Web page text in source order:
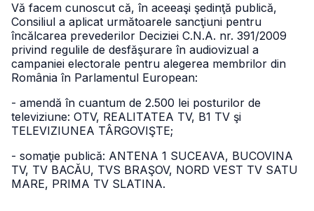
Vă facem cunoscut că, în aceeaşi şedinţă publică,
Consiliul a aplicat următoarele sancţiuni pentru
încălcarea prevederilor Deciziei C.N.A. nr. 391/2009
privind regulile de desfăşurare în audiovizual a
campaniei electorale pentru alegerea membrilor din
România în Parlamentul European:
- amendă în cuantum de 2.500 lei posturilor de
televiziune: OTV, REALITATEA TV, B1 TV şi
TELEVIZIUNEA TÂRGOVIŞTE;
- somaţie publică: ANTENA 1 SUCEAVA, BUCOVINA
TV, TV BACĂU, TVS BRAŞOV, NORD VEST TV SATU
MARE, PRIMA TV SLATINA.